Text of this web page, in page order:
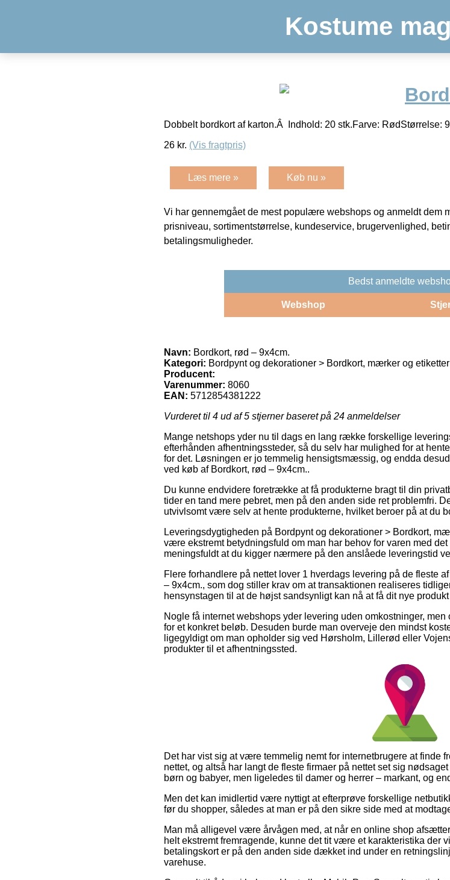
Kostume
Dobbelt bordkort af karton.Â Indhold: 20 stk.Farve: RødStørrelse:
26 kr. (Vis fragtpris)
Læs mere » Køb nu »
Vi har gennemgået de mest populære webshops og anmeldt dem
prisniveau, sortimentstørrelse, kundeservice, brugervenlighed,
betalingsmuligheder.
Bedst anmeldte
Webshop
Navn: Bordkort, rød – 9x4cm.
Kategori: Bordpynt og dekorationer > Bordkort, mærker og
Producent:
Varenummer: 8060
EAN: 5712854381222
Vurderet til 4 ud af 5 stjerner baseret på 24 anmeldelser
Mange netshops yder nu til dags en lang række forskellige
efterhånden afhentningssteder, så du selv har mulighed for at
for det. Løsningen er jo temmelig hensigtsmæssig, og endda
ved køb af Bordkort, rød – 9x4cm..
Du kunne endvidere foretrække at få produkterne bragt til din
tider en tand mere pebret, men på den anden side ret problemfri.
utvivlsomt være selv at hente produkterne, hvilket beroer på at du
Leveringsdygtigheden på Bordpynt og dekorationer > Bordkort,
være ekstremt betydningsfuld om man har behov for varen med
meningsfuldt at du kigger nærmere på den anslåede leveringstid
Flere forhandlere på nettet lover 1 hverdags levering på de fleste
– 9x4cm., som dog stiller krav om at transaktionen realiseres
hensynstagen til at de højst sandsynligt kan nå at få dit nye
Nogle få internet webshops yder levering uden omkostninger,
for et konkret beløb. Desuden burde man overveje den mindst
ligegyldigt om man opholder sig ved Hørsholm, Lillerød eller
produkter til et afhentningssted.
Det har vist sig at være temmelig nemt for internetbrugere at finde
nettet, og altså har langt de fleste firmaer på nettet set sig
børn og babyer, men ligeledes til damer og herrer – markant, og
Men det kan imidlertid være nyttigt at efterprøve forskellige
før du shopper, således at man er på den sikre side med at
Man må alligevel være årvågen med, at når en online shop
helt ekstremt fremragende, kunne det tit være et karakteristika der
betalingskort er på den anden side dækket ind under en
varehuse.